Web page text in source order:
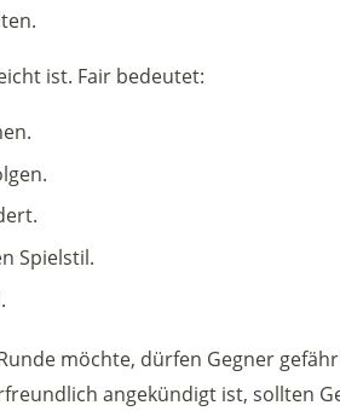
ist. Fair bedeutet:
Spielstil.
möchte, dürfen Gegner
angekündigt ist, sollten